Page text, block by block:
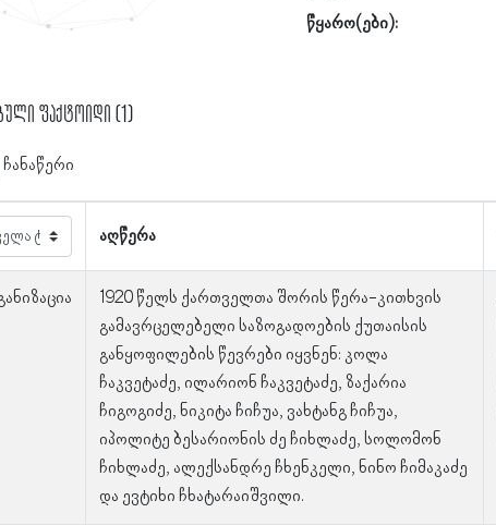
წყარო(ები):
ფაქტოიდი (1)
ჩანაწერი
აღწერა
1920 წელს ქართველთა შორის წერა-კითხვის
გამავრცელებელი საზოგადოების ქუთაისის
განყოფილების წევრები იყვნენ: კოლა
ჩაკვეტაძე, ილარიონ ჩაკვეტაძე, ზაქარია
ჩიგოგიძე, ნიკიტა ჩიჩუა, ვახტანგ ჩიჩუა,
იპოლიტე ბესარიონის ძე ჩიხლაძე, სოლომონ
ჩიხლაძე, ალექსანდრე ჩხენკელი, ნინო ჩიმაკაძე
და ევტიხი ჩხატარაიშვილი.